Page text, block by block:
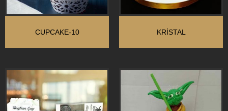
CUPCAKE-10 KRİSTAL